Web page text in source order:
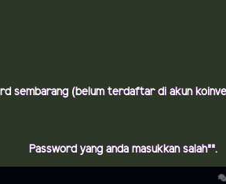
sembarang (belum terdaftar di akun
Password yang anda masukkan salah"".